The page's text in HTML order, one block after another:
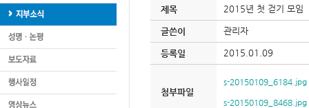
제목 2015년 첫 걷기 모임
글쓴이 관리자
등록일 2015.01.09
첨부파일
s-20150109_6184.jpg
s-20150109_8468.jpg